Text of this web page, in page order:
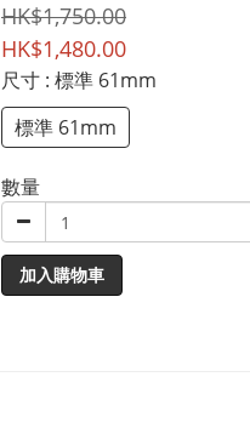
HK$1,750.00
HK$1,480.00
尺寸 : 標準 61mm
標準 61mm
數量
加入購物車